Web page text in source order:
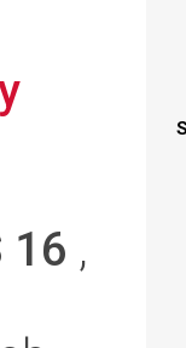
16 ,